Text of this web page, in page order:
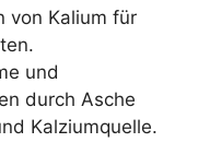
von Kalium für
und
durch Asche
Kalziumquelle.